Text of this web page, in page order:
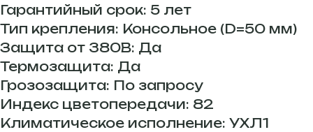
Гарантийный срок: 5 лет
Тип крепления: Консольное (D=50 мм)
Защита от 380В: Да
Термозащита: Да
Грозозащита: По запросу
Индекс цветопередачи: 82
Климатическое исполнение: УХЛ1